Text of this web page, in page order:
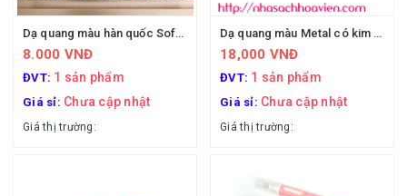
Dạ quang màu hàn quốc Soft head
8.000 VNĐ
ĐVT: 1 sản phẩm
Giá sỉ: Chưa cập nhật
Giá thị trường:
Dạ quang màu Metal có kim tuyến Cevava Mini-0504
18,000 VNĐ
ĐVT: 1 sản phẩm
Giá sỉ: Chưa cập nhật
Giá thị trường: